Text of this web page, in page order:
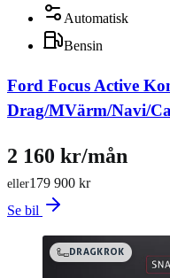
Automatisk
Bensin
Ford Focus Active
Drag/MVärm/Navi/
179 900 kr
eller
2 160 kr/mån
Se bil
DRAGKROK